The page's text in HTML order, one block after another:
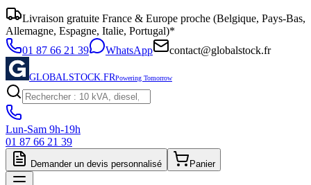
Livraison gratuite France & Europe proche (Belgique, Pays-Bas,
Allemagne, Espagne, Italie, Portugal)*
01 87 66 21 39
WhatsApp contact@globalstock.fr
GLOBALSTOCK.FRPowering Tomorrow
Lun-Sam 9h-19h
01 87 66 21 39
Demander un devis personnalisé Panier